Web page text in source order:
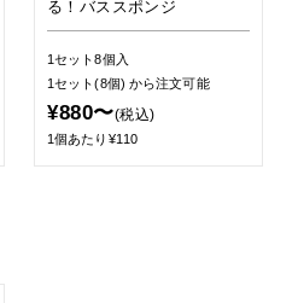
る！バススポンジ
1セット8個入
1セット(8個) から注文可能
¥880〜(税込)
1個あたり¥110